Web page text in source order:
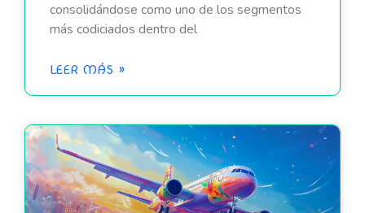
consolidándose como uno de los segmentos
más codiciados dentro del
LEER MÁS »